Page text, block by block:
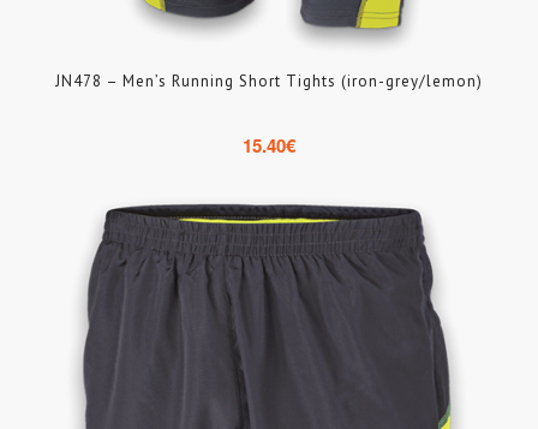
JN478 – Men’s Running Short Tights (iron-grey/lemon)
15.40€